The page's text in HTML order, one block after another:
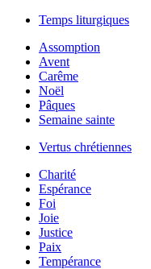
Temps liturgiques
Assomption
Avent
Carême
Noël
Pâques
Semaine sainte
Vertus chrétiennes
Charité
Espérance
Foi
Joie
Justice
Paix
Tempérance